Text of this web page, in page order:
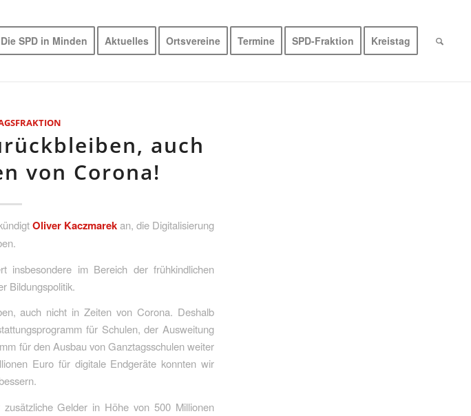
Die SPD in Minden Aktuelles Ortsvereine Termine SPD-Fraktion Kreistag
auch
von Corona!
Oliver Kaczmarekan, die Digitalisierung
insbesondere im Bereich der frühkindlichen
Bildungspolitik.
auch nicht in Zeiten von Corona. Deshalb
für Schulen, der Ausweitung
für den Ausbau von Ganztagsschulen weiter
Euro für digitale Endgeräte konnten wir
Gelder in Höhe von 500 Millionen